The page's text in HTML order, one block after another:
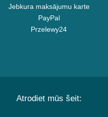
Jebkura maksājumu karte
PayPal
Przelewy24
Atrodiet mūs šeit: